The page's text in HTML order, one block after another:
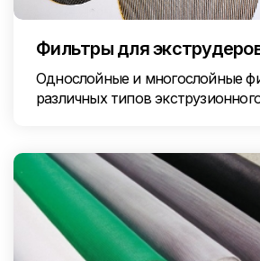
Фильтры для
Однослойные и многослойные
различных типов